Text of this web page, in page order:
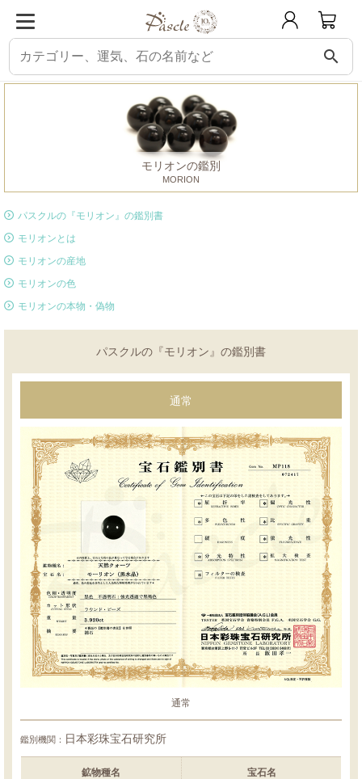
search
パスクル 鑑別書 モリオン
モリオンの鑑別
MORION
パスクルの『モリオン』の鑑別書
モリオンとは
モリオンの産地
モリオンの色
モリオンの本物・偽物
パスクルの『モリオン』の鑑別書
通常
通常
鑑別機関： 日本彩珠宝石研究所
鉱物種名 宝石名